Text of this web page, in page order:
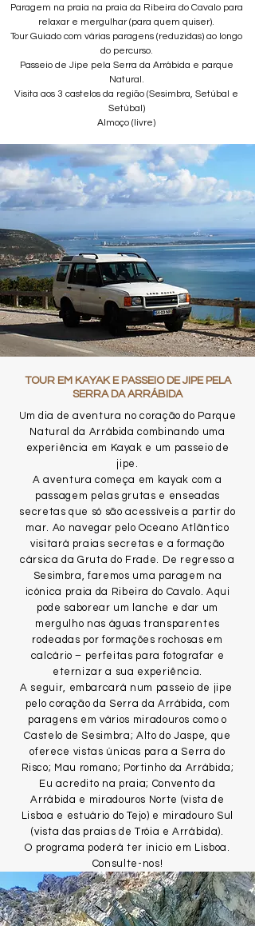
Paragem na praia na praia da Ribeira do Cavalo para
relaxar e mergulhar (para quem quiser).
Tour Guiado com várias paragens (reduzidas) ao longo
do percurso.
Passeio de Jipe pela Serra da Arrábida e parque
Natural.
Visita aos 3 castelos da região (Sesimbra, Setúbal e
Setúbal)
Almoço (livre)
TOUR EM KAYAK E PASSEIO DE JIPE PELA
SERRA DA ARRÁBIDA
Um dia de aventura no coração do Parque
Natural da Arrábida combinando uma
experiência em Kayak e um passeio de
jipe.
A aventura começa em kayak com a
passagem pelas grutas e enseadas
secretas que só são acessíveis a partir do
mar. Ao navegar pelo Oceano Atlântico
visitará praias secretas e a formação
cársica da Gruta do Frade. De regresso a
Sesimbra, faremos uma paragem na
icónica praia da Ribeira do Cavalo. Aqui
pode saborear um lanche e dar um
mergulho nas águas transparentes
rodeadas por formações rochosas em
calcário – perfeitas para fotografar e
eternizar a sua experiência.
A seguir, embarcará num passeio de jipe ​​​​
pelo coração da Serra da Arrábida, com
paragens em vários miradouros como o
Castelo de Sesimbra; Alto do Jaspe, que
oferece vistas únicas para a Serra do
Risco; Mau romano; Portinho da Arrábida;
Eu acredito na praia; Convento da
Arrábida e miradouros Norte (vista de
Lisboa e estuário do Tejo) e miradouro Sul
(vista das praias de Tróia e Arrábida).
O programa poderá ter inicio em Lisboa.
Consulte-nos!